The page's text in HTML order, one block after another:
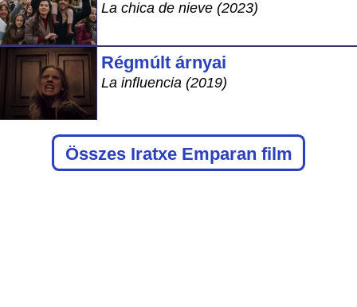
La chica de nieve (2023)
Régmúlt árnyai
La influencia (2019)
Összes Iratxe Emparan film